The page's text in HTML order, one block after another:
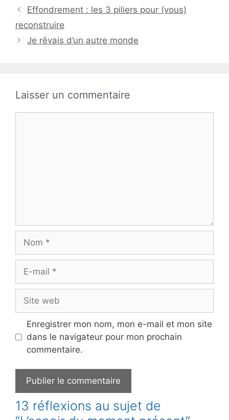
Effondrement : les 3 piliers pour (vous)
reconstruire
Je rêvais d’un autre monde
Laisser un commentaire
mail
web
Enregistrer mon nom, mon e-mail et mon site
dans le navigateur pour mon prochain
commentaire.
13 réflexions au sujet de